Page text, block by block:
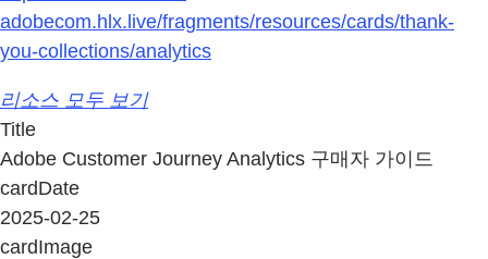
adobecom.hlx.live/fragments/resources/cards/thank-
you-collections/analytics
리소스 모두 보기
Title
Adobe Customer Journey Analytics 구매자 가이드
cardDate
2025-02-25
cardImage